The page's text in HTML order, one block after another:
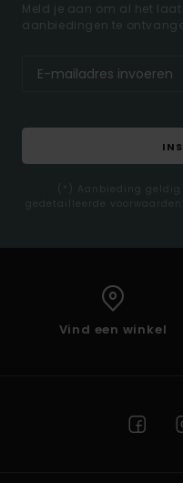
Meld je aan om al het
aanbiedingen te
(*) Aanbieding geldig
gedetailleerde
Vind een winkel